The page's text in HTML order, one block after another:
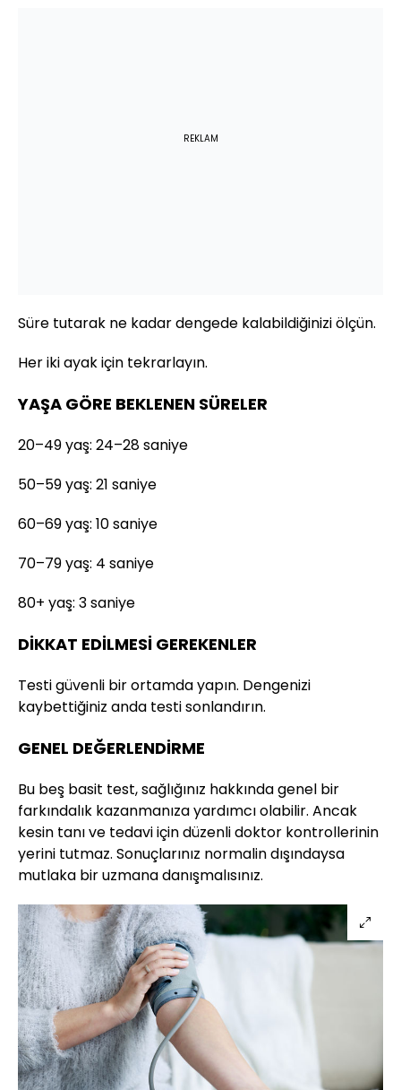
REKLAM
Süre tutarak ne kadar dengede kalabildiğinizi ölçün.
Her iki ayak için tekrarlayın.
YAŞA GÖRE BEKLENEN SÜRELER
20–49 yaş: 24–28 saniye
50–59 yaş: 21 saniye
60–69 yaş: 10 saniye
70–79 yaş: 4 saniye
80+ yaş: 3 saniye
DİKKAT EDİLMESİ GEREKENLER
Testi güvenli bir ortamda yapın. Dengenizi
kaybettiğiniz anda testi sonlandırın.
GENEL DEĞERLENDİRME
Bu beş basit test, sağlığınız hakkında genel bir
farkındalık kazanmanıza yardımcı olabilir. Ancak
kesin tanı ve tedavi için düzenli doktor kontrollerinin
yerini tutmaz. Sonuçlarınız normalin dışındaysa
mutlaka bir uzmana danışmalısınız.